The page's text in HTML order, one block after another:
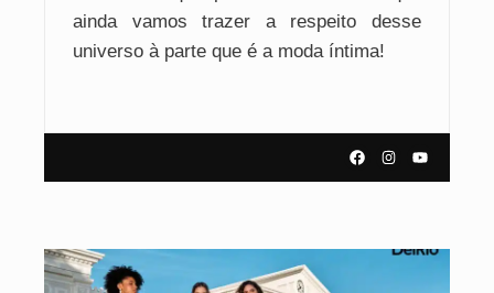
ainda vamos trazer a respeito desse
universo à parte que é a moda íntima!